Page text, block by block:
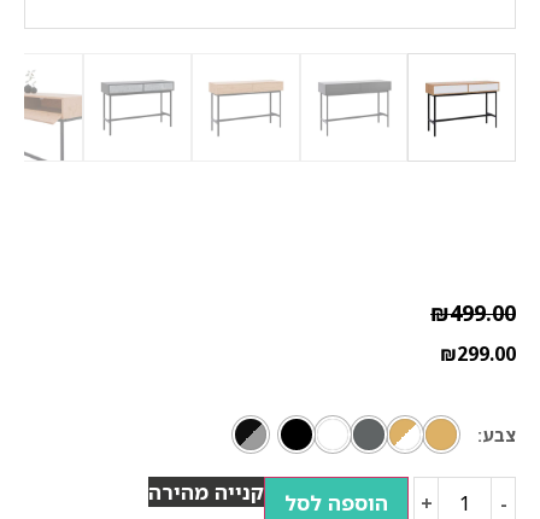
₪499.00
₪299.00
צבע
-
+ הוספה לסל קנייה מהירה